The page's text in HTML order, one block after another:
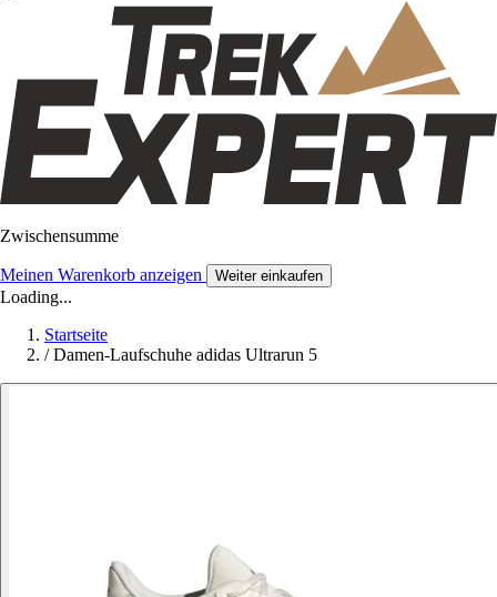
Zwischensumme
Meinen Warenkorb anzeigen Weiter einkaufen
Loading...
Startseite
/ Damen-Laufschuhe adidas Ultrarun 5